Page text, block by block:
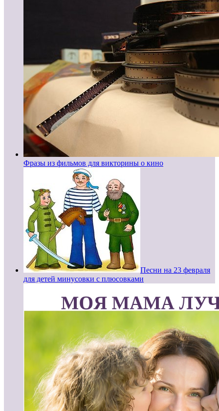
Фразы из фильмов для викторины о кино
Песни на 23 февраля
для детей минусовки с плюсовками